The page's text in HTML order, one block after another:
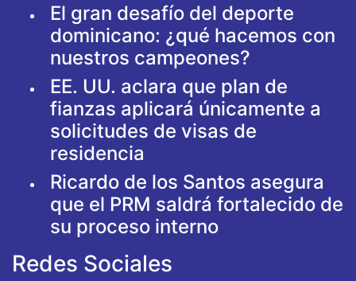
El gran desafío del deporte
dominicano: ¿qué hacemos con
nuestros campeones?
EE. UU. aclara que plan de
fianzas aplicará únicamente a
solicitudes de visas de
residencia
Ricardo de los Santos asegura
que el PRM saldrá fortalecido de
su proceso interno
Redes Sociales